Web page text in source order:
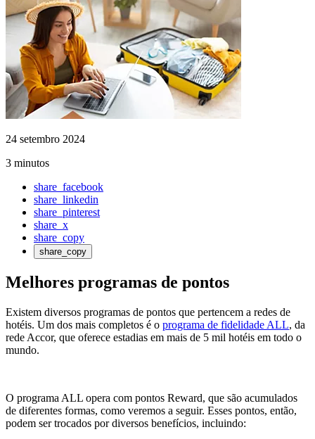
24 setembro 2024
3 minutos
share_facebook
share_linkedin
share_pinterest
share_x
share_copy
share_copy
Melhores programas de pontos
Existem diversos programas de pontos que pertencem a redes de
hotéis. Um dos mais completos é o programa de fidelidade ALL, da
rede Accor, que oferece estadias em mais de 5 mil hotéis em todo o
mundo.
O programa ALL opera com pontos Reward, que são acumulados
de diferentes formas, como veremos a seguir. Esses pontos, então,
podem ser trocados por diversos benefícios, incluindo: